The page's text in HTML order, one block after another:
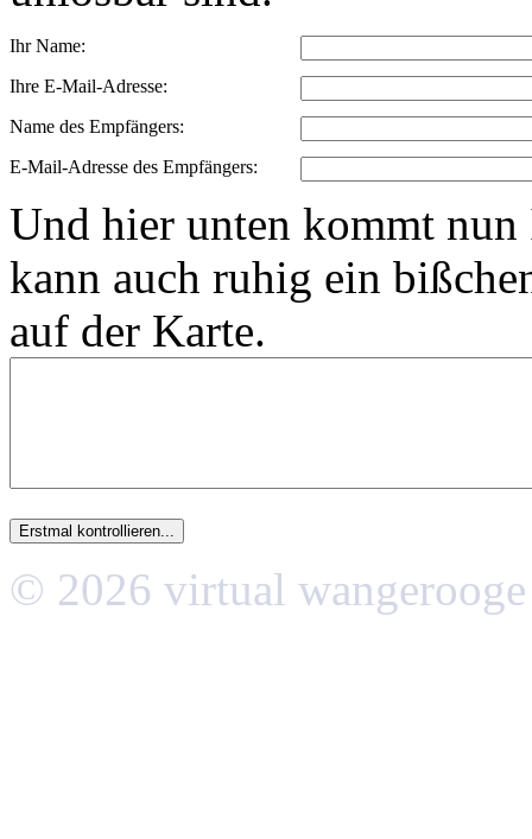
Ihr Name:
Ihre E-Mail-Adresse:
Name des Empfängers:
E-Mail-Adresse des Empfängers:
Und hier unten kommt
kann auch ruhig ein
auf der Karte.
© 2026 virtual wangerooge